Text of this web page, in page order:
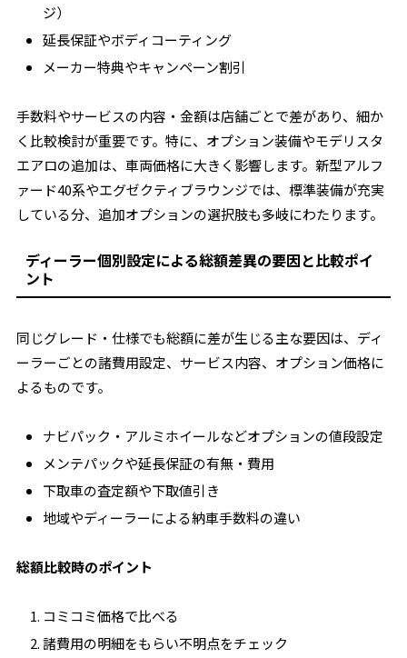
ジ）
延長保証やボディコーティング
メーカー特典やキャンペーン割引
手数料やサービスの内容・金額は店舗ごとで差があり、細か
く比較検討が重要です。特に、オプション装備やモデリスタ
エアロの追加は、車両価格に大きく影響します。新型アルフ
ァード40系やエグゼクティブラウンジでは、標準装備が充実
している分、追加オプションの選択肢も多岐にわたります。
ディーラー個別設定による総額差異の要因と比較ポイ
ント
同じグレード・仕様でも総額に差が生じる主な要因は、ディ
ーラーごとの諸費用設定、サービス内容、オプション価格に
よるものです。
ナビパック・アルミホイールなどオプションの値段設定
メンテパックや延長保証の有無・費用
下取車の査定額や下取値引き
地域やディーラーによる納車手数料の違い
総額比較時のポイント
コミコミ価格で比べる
諸費用の明細をもらい不明点をチェック